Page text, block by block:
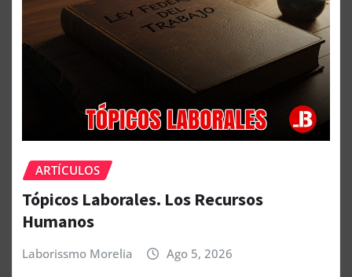
ARTÍCULOS
Tópicos Laborales. Los Recursos
Humanos
Laborissmo Morelia Ago 5, 2026